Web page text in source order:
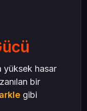
yüksek hasar
bir
gibi